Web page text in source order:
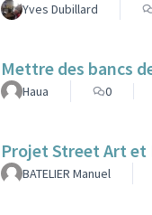
Yves Dubillard
Mettre des bancs
Haua 0
Projet Street Art et
BATELIER Manuel